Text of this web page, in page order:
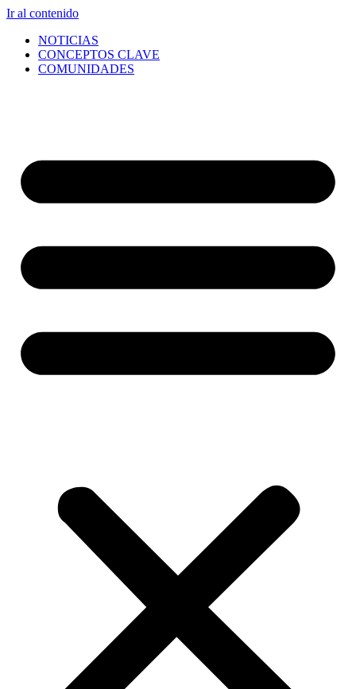
Ir al contenido
NOTICIAS
CONCEPTOS CLAVE
COMUNIDADES